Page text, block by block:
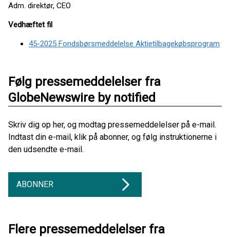
Adm. direktør, CEO
Vedhæftet fil
45-2025 Fondsbørsmeddelelse Aktietilbagekøbsprogram
Følg pressemeddelelser fra
GlobeNewswire by notified
Skriv dig op her, og modtag pressemeddelelser på e-mail.
Indtast din e-mail, klik på abonner, og følg instruktionerne i
den udsendte e-mail.
ABONNER
Flere pressemeddelelser fra